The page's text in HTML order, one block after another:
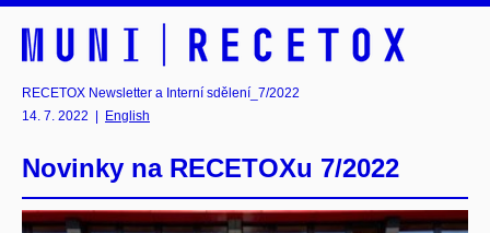
RECETOX Newsletter a Interní sdělení_7/2022
14. 7. 2022
English
Novinky na RECETOXu 7/2022